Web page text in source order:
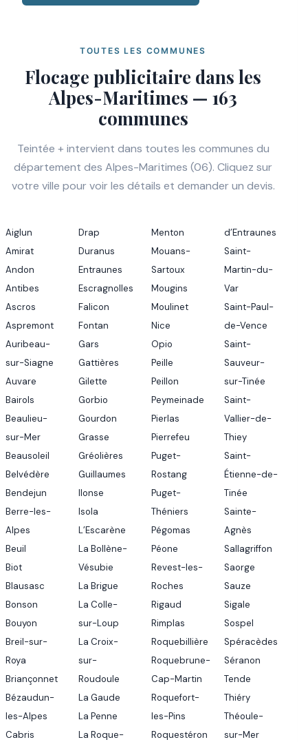
TOUTES LES COMMUNES
Flocage publicitaire dans les
Alpes-Maritimes — 163
communes
Teintée + intervient dans toutes les communes du
département des Alpes-Maritimes (06). Cliquez sur
votre ville pour voir les détails et demander un devis.
Aiglun
Amirat
Andon
Antibes
Ascros
Aspremont
Auribeau-
sur-Siagne
Auvare
Bairols
Beaulieu-
sur-Mer
Beausoleil
Belvédère
Bendejun
Berre-les-
Alpes
Beuil
Biot
Blausasc
Bonson
Bouyon
Breil-sur-
Roya
Briançonnet
Bézaudun-
les-Alpes
Cabris
Drap
Duranus
Entraunes
Escragnolles
Falicon
Fontan
Gars
Gattières
Gilette
Gorbio
Gourdon
Grasse
Gréolières
Guillaumes
Ilonse
Isola
L’Escarène
La Bollène-
Vésubie
La Brigue
La Colle-
sur-Loup
La Croix-
sur-
Roudoule
La Gaude
La Penne
La Roque-
Menton
Mouans-
Sartoux
Mougins
Moulinet
Nice
Opio
Peille
Peillon
Peymeinade
Pierlas
Pierrefeu
Puget-
Rostang
Puget-
Théniers
Pégomas
Péone
Revest-les-
Roches
Rigaud
Rimplas
Roquebillière
Roquebrune-
Cap-Martin
Roquefort-
les-Pins
Roquestéron
d’Entraunes
Saint-
Martin-du-
Var
Saint-Paul-
de-Vence
Saint-
Sauveur-
sur-Tinée
Saint-
Vallier-de-
Thiey
Saint-
Étienne-de-
Tinée
Sainte-
Agnès
Sallagriffon
Saorge
Sauze
Sigale
Sospel
Spéracèdes
Séranon
Tende
Thiéry
Théoule-
sur-Mer